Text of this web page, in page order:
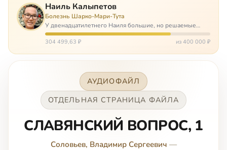
Наиль Калыпетов
Болезнь Шарко-Мари-Тута
У двенадцатилетнего Наиля большие, но решаемые
проблемы. Он болен редкой болезнью, которая ставит
перед ним множество непростых задача, угрожая в
304 499,63 ₽ из 400 000 ₽
АУДИОФАЙЛ
ОТДЕЛЬНАЯ СТРАНИЦА ФАЙЛА
СЛАВЯНСКИЙ ВОПРОС, 1
Соловьев, Владимир Сергеевич —